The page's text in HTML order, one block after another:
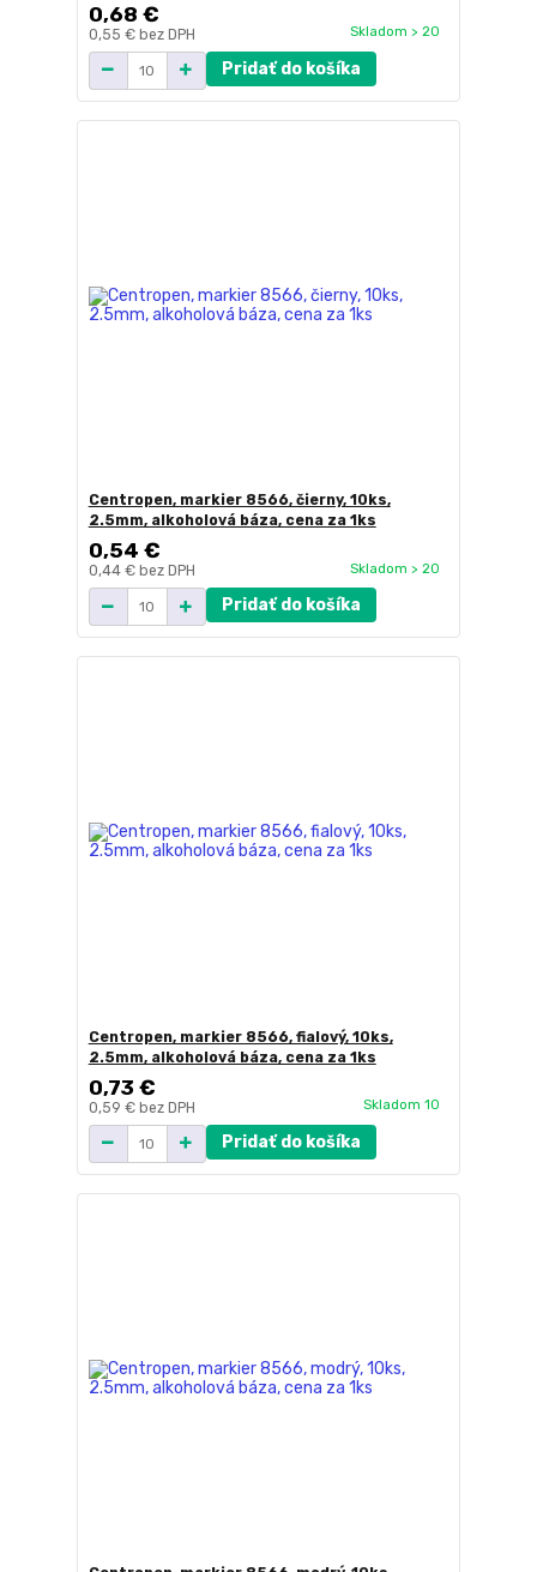
0,68 €
0,55 € bez DPH Skladom > 20
Pridať do košíka
Centropen, markier 8566, čierny, 10ks,
2.5mm, alkoholová báza, cena za 1ks
0,54 €
0,44 € bez DPH Skladom > 20
Pridať do košíka
Centropen, markier 8566, fialový, 10ks,
2.5mm, alkoholová báza, cena za 1ks
0,73 €
0,59 € bez DPH Skladom 10
Pridať do košíka